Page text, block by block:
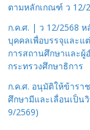
ตามหลักเกณฑ์ ว 12/
ก.ค.ศ. | ว 12/2568
บุคคลเพื่อบรรจุและแ
การสถานศึกษาและผู้
กระทรวงศึกษาธิการ
ก.ค.ศ. อนุมัติให้ข้ารา
ศึกษามีและเลื่อนเป็น
9/2569)